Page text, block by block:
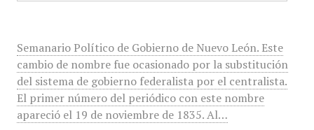
Semanario Político de Gobierno de Nuevo León. Este
cambio de nombre fue ocasionado por la substitución
del sistema de gobierno federalista por el centralista.
El primer número del periódico con este nombre
apareció el 19 de noviembre de 1835. Al…